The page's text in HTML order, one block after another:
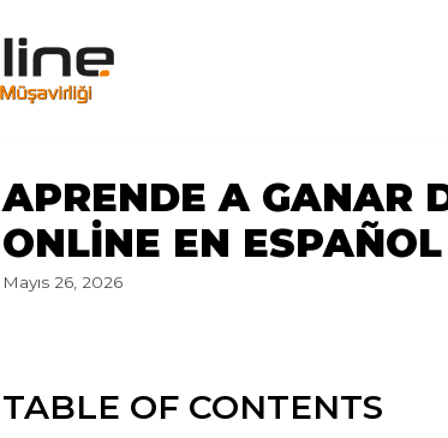
APRENDE A GANAR
ONLINE EN
Mayıs 26, 2026
TABLE OF CONTENTS